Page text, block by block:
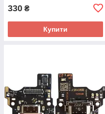
330 ₴
Купити